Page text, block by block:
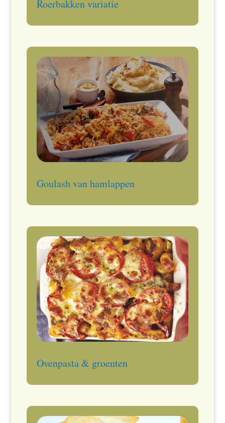
Roerbakken variatie
Goulash van hamlappen
Ovenpasta & groenten